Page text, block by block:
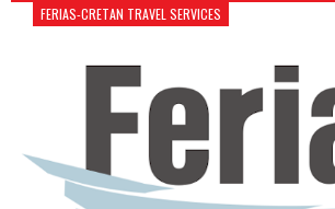
FERIAS-CRETAN TRAVEL SERVICES